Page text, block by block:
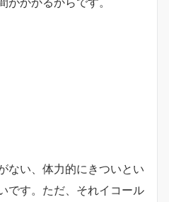
ない、体力的にきついとい
です。ただ、それイコール